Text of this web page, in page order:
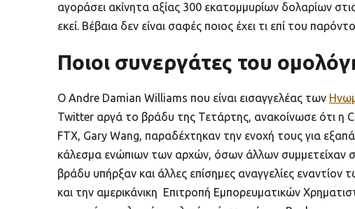
αγοράσει ακίνητα αξίας 300 εκατομμυρίων δολαρίων
εκεί. Βέβαια δεν είναι σαφές ποιος έχει τι επί του
Ποιοι συνεργάτες του
Ο Andre Damian Williams που είναι εισαγγελέας των
Twitter αργά το βράδυ της Τετάρτης, ανακοίνωσε ότι η
FTX, Gary Wang, παραδέχτηκαν την ενοχή τους για
κάλεσμα ενώπιων των αρχών, όσων άλλων συμμετείχαν
βράδυ υπήρξαν και άλλες επίσημες αναγγελίες
και την αμερικάνικη Επιτροπή Εμπορευματικών